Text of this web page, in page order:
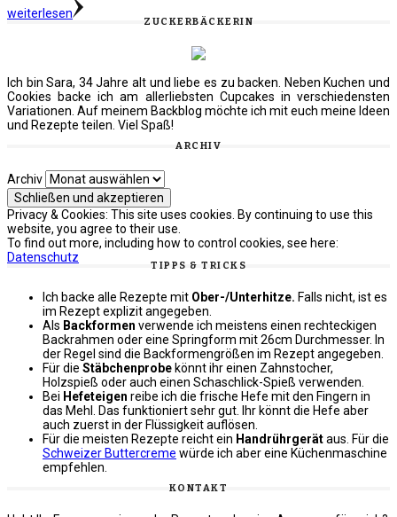
weiterlesen
ZUCKERBÄCKERIN
Ich bin Sara, 34 Jahre alt und liebe es zu backen. Neben Kuchen und
Cookies backe ich am allerliebsten Cupcakes in verschiedensten
Variationen. Auf meinem Backblog möchte ich mit euch meine Ideen
und Rezepte teilen. Viel Spaß!
ARCHIV
Archiv
Privacy & Cookies: This site uses cookies. By continuing to use this
website, you agree to their use.
To find out more, including how to control cookies, see here:
Datenschutz
TIPPS & TRICKS
Ich backe alle Rezepte mit Ober-/Unterhitze. Falls nicht, ist es
im Rezept explizit angegeben.
Als Backformen verwende ich meistens einen rechteckigen
Backrahmen oder eine Springform mit 26cm Durchmesser. In
der Regel sind die Backformengrößen im Rezept angegeben.
Für die Stäbchenprobe könnt ihr einen Zahnstocher,
Holzspieß oder auch einen Schaschlick-Spieß verwenden.
Bei Hefeteigen reibe ich die frische Hefe mit den Fingern in
das Mehl. Das funktioniert sehr gut. Ihr könnt die Hefe aber
auch zuerst in der Flüssigkeit auflösen.
Für die meisten Rezepte reicht ein Handrührgerätaus. Für die
Schweizer Buttercreme würde ich aber eine Küchenmaschine
empfehlen.
KONTAKT